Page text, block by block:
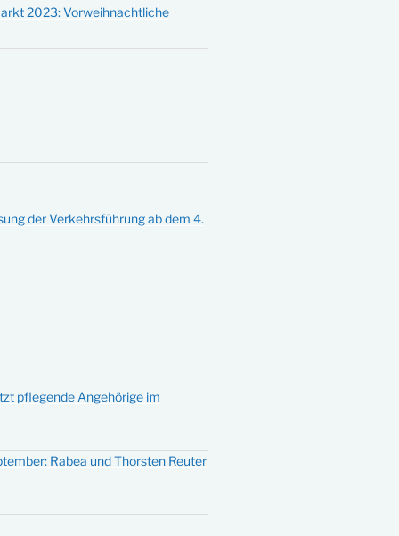
2023: Vorweihnachtliche
der Verkehrsführung ab dem 4.
pflegende Angehörige im
Rabea und Thorsten Reuter